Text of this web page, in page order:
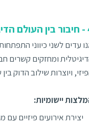
מגמות:
עדים לשני כיווני
ומחזקים קשרים
ויוצרות שילוב הדוק
יישומיות:
יצירת אירועים פיזיים עם